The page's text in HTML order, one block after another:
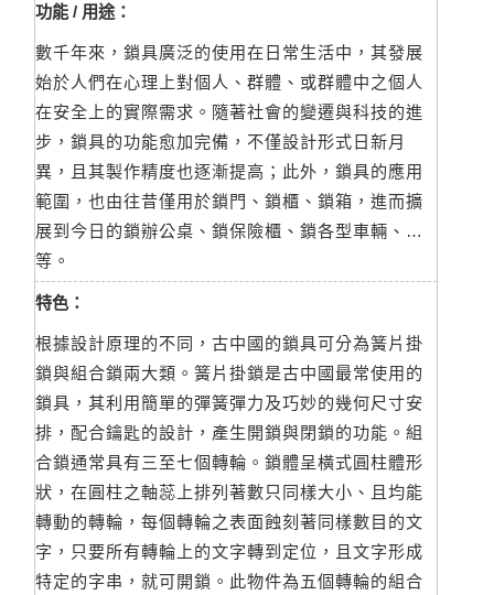
功能 / 用途：
數千年來，鎖具廣泛的使用在日常生活中，其發展
始於人們在心理上對個人、群體、或群體中之個人
在安全上的實際需求。隨著社會的變遷與科技的進
步，鎖具的功能愈加完備，不僅設計形式日新月
異，且其製作精度也逐漸提高；此外，鎖具的應用
範圍，也由往昔僅用於鎖門、鎖櫃、鎖箱，進而擴
展到今日的鎖辦公桌、鎖保險櫃、鎖各型車輛、…
等。
特色：
根據設計原理的不同，古中國的鎖具可分為簧片掛
鎖與組合鎖兩大類。簧片掛鎖是古中國最常使用的
鎖具，其利用簡單的彈簧彈力及巧妙的幾何尺寸安
排，配合鑰匙的設計，產生開鎖與閉鎖的功能。組
合鎖通常具有三至七個轉輪。鎖體呈橫式圓柱體形
狀，在圓柱之軸蕊上排列著數只同樣大小、且均能
轉動的轉輪，每個轉輪之表面蝕刻著同樣數目的文
字，只要所有轉輪上的文字轉到定位，且文字形成
特定的字串，就可開鎖。此物件為五個轉輪的組合